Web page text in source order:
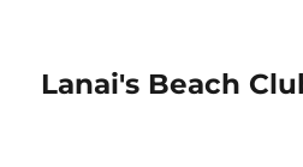
Lanai's Beach